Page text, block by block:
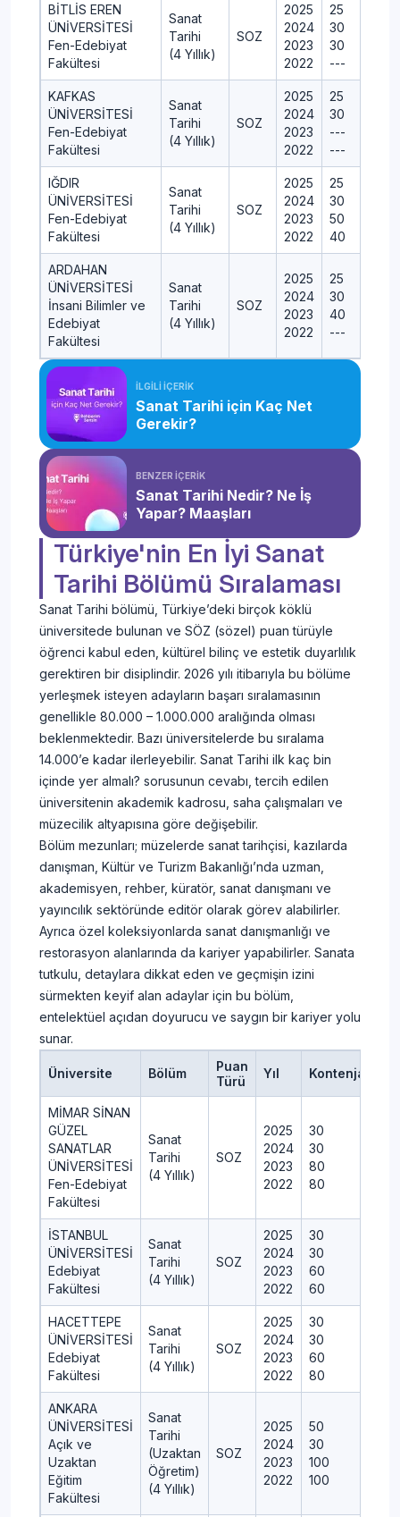
BİTLİS EREN
ÜNİVERSİTESİ
Fen-Edebiyat
Fakültesi
Sanat
Tarihi
(4 Yıllık)
SOZ
2025
2024
2023
2022
25
30
30
---
KAFKAS
ÜNİVERSİTESİ
Fen-Edebiyat
Fakültesi
Sanat
Tarihi
(4 Yıllık)
SOZ
2025
2024
2023
2022
25
30
---
---
IĞDIR
ÜNİVERSİTESİ
Fen-Edebiyat
Fakültesi
Sanat
Tarihi
(4 Yıllık)
SOZ
2025
2024
2023
2022
25
30
50
40
ARDAHAN
ÜNİVERSİTESİ
İnsani Bilimler ve
Edebiyat
Fakültesi
Sanat
Tarihi
(4 Yıllık)
SOZ
2025
2024
2023
2022
25
30
40
---
İLGİLİ İÇERİK
Sanat Tarihi için Kaç Net
Gerekir?
BENZER İÇERİK
Sanat Tarihi Nedir? Ne İş
Yapar? Maaşları
Türkiye'nin En İyi Sanat
Tarihi Bölümü Sıralaması
Sanat Tarihi bölümü, Türkiye’deki birçok köklü
üniversitede bulunan ve SÖZ (sözel) puan türüyle
öğrenci kabul eden, kültürel bilinç ve estetik duyarlılık
gerektiren bir disiplindir. 2026 yılı itibarıyla bu bölüme
yerleşmek isteyen adayların başarı sıralamasının
genellikle 80.000 – 1.000.000 aralığında olması
beklenmektedir. Bazı üniversitelerde bu sıralama
14.000’e kadar ilerleyebilir. Sanat Tarihi ilk kaç bin
içinde yer almalı? sorusunun cevabı, tercih edilen
üniversitenin akademik kadrosu, saha çalışmaları ve
müzecilik altyapısına göre değişebilir.
Bölüm mezunları; müzelerde sanat tarihçisi, kazılarda
danışman, Kültür ve Turizm Bakanlığı’nda uzman,
akademisyen, rehber, küratör, sanat danışmanı ve
yayıncılık sektöründe editör olarak görev alabilirler.
Ayrıca özel koleksiyonlarda sanat danışmanlığı ve
restorasyon alanlarında da kariyer yapabilirler. Sanata
tutkulu, detaylara dikkat eden ve geçmişin izini
sürmekten keyif alan adaylar için bu bölüm,
entelektüel açıdan doyurucu ve saygın bir kariyer yolu
sunar.
Üniversite Bölüm
Puan
Türü
Yıl Kontenjan
MİMAR SİNAN
GÜZEL
SANATLAR
ÜNİVERSİTESİ
Fen-Edebiyat
Fakültesi
Sanat
Tarihi
(4 Yıllık)
SOZ
2025
2024
2023
2022
30
30
80
80
İSTANBUL
ÜNİVERSİTESİ
Edebiyat
Fakültesi
Sanat
Tarihi
(4 Yıllık)
SOZ
2025
2024
2023
2022
30
30
60
60
HACETTEPE
ÜNİVERSİTESİ
Edebiyat
Fakültesi
Sanat
Tarihi
(4 Yıllık)
SOZ
2025
2024
2023
2022
30
30
60
80
ANKARA
ÜNİVERSİTESİ
Açık ve
Uzaktan
Eğitim
Fakültesi
Sanat
Tarihi
(Uzaktan
Öğretim)
(4 Yıllık)
SOZ
2025
2024
2023
2022
50
30
100
100